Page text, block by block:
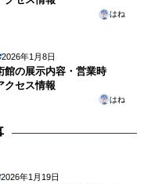
はね
2026年1月8日
館の展示内容・営業時
クセス情報
はね
2026年1月19日